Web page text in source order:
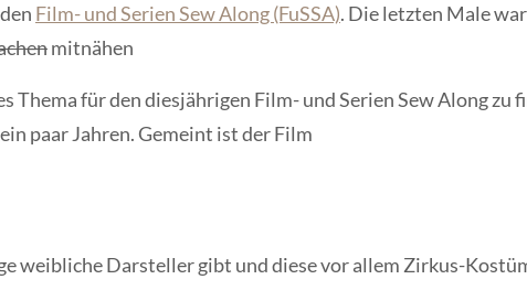
Film- und Serien Sew Along (FuSSA). Die letzten Male
mitnähen
Thema für den diesjährigen Film- und Serien Sew Along zu
paar Jahren. Gemeint ist der Film
weibliche Darsteller gibt und diese vor allem Zirkus-